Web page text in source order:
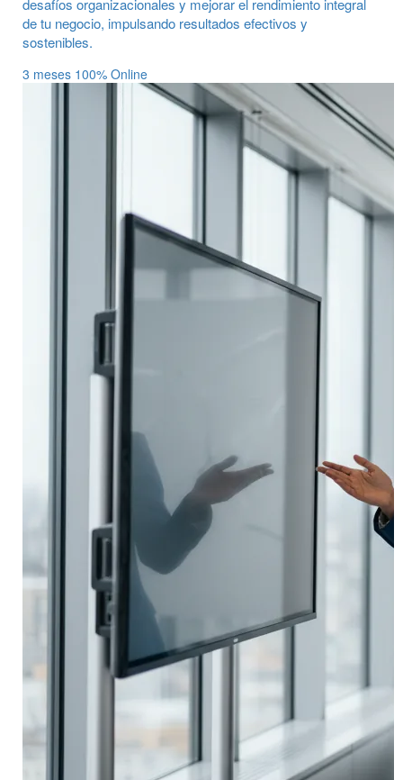
desafíos organizacionales y mejorar el rendimiento integral
de tu negocio, impulsando resultados efectivos y
sostenibles.
3 meses 100% Online